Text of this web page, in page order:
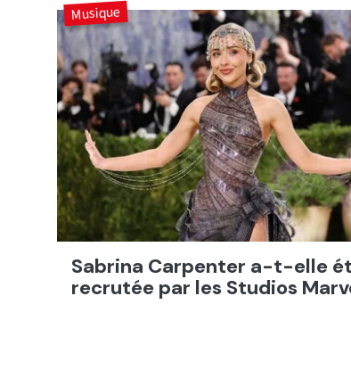
Sabrina Carpenter a-t-elle
recrutée par les Studios
Musique